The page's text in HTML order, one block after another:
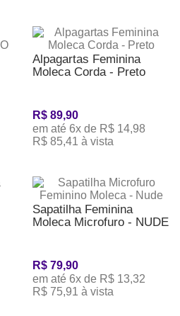
Alpagartas Feminina
Moleca Corda - Preto
R$ 89,90
em até 6x de R$ 14,98
R$ 85,41 à vista
Sapatilha Feminina
Moleca Microfuro - NUDE
R$ 79,90
em até 6x de R$ 13,32
R$ 75,91 à vista